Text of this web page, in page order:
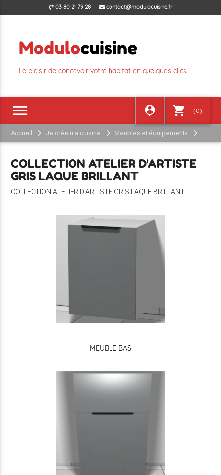
03 80 21 79 28 contact@modulocuisine.fr
Modulocuisine
Le plaisir de concevoir votre habitat en quelques clics!
person_pin shopping_cart (0)
menu
Accueil Je crée ma cuisine Meubles et équipements
COLLECTION ATELIER D'ARTISTE
GRIS LAQUE BRILLANT
COLLECTION ATELIER D'ARTISTE GRIS LAQUE BRILLANT
MEUBLE BAS